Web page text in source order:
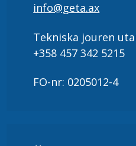
info@geta.ax
Tekniska jouren
+358 457 342 5215
FO-nr: 0205012-4